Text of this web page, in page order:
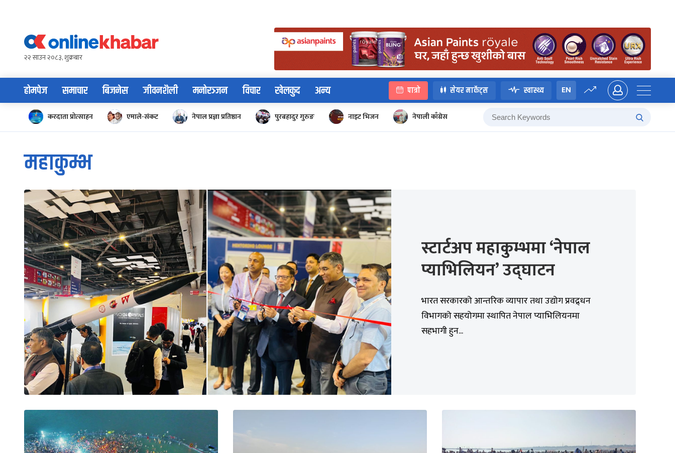
content२२ साउन २०८३, शुक्रबार
होमपेज समाचार बिजनेस जीवनशैली मनोरञ्जन विचार खेलकुद अन्य पात्रो सेयर मार्केट्स स्वास्थ्य EN
करदाता प्रोत्साहन एमाले-संकट नेपाल प्रज्ञा प्रतिष्ठान पुरबहादुर गुरुङ नाइट भिजन नेपाली काँग्रेस
महाकुम्भ
स्टार्टअप महाकुम्भमा ‘नेपाल
प्याभिलियन’ उद्घाटन
भारत सरकारको आन्तरिक व्यापार तथा उद्योग प्रवद्र्धन
विभागको सहयोगमा स्थापित नेपाल प्याभिलियनमा
सहभागी हुन...